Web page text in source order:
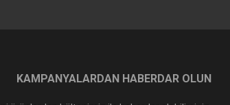
KAMPANYALARDAN HABERDAR OLUN